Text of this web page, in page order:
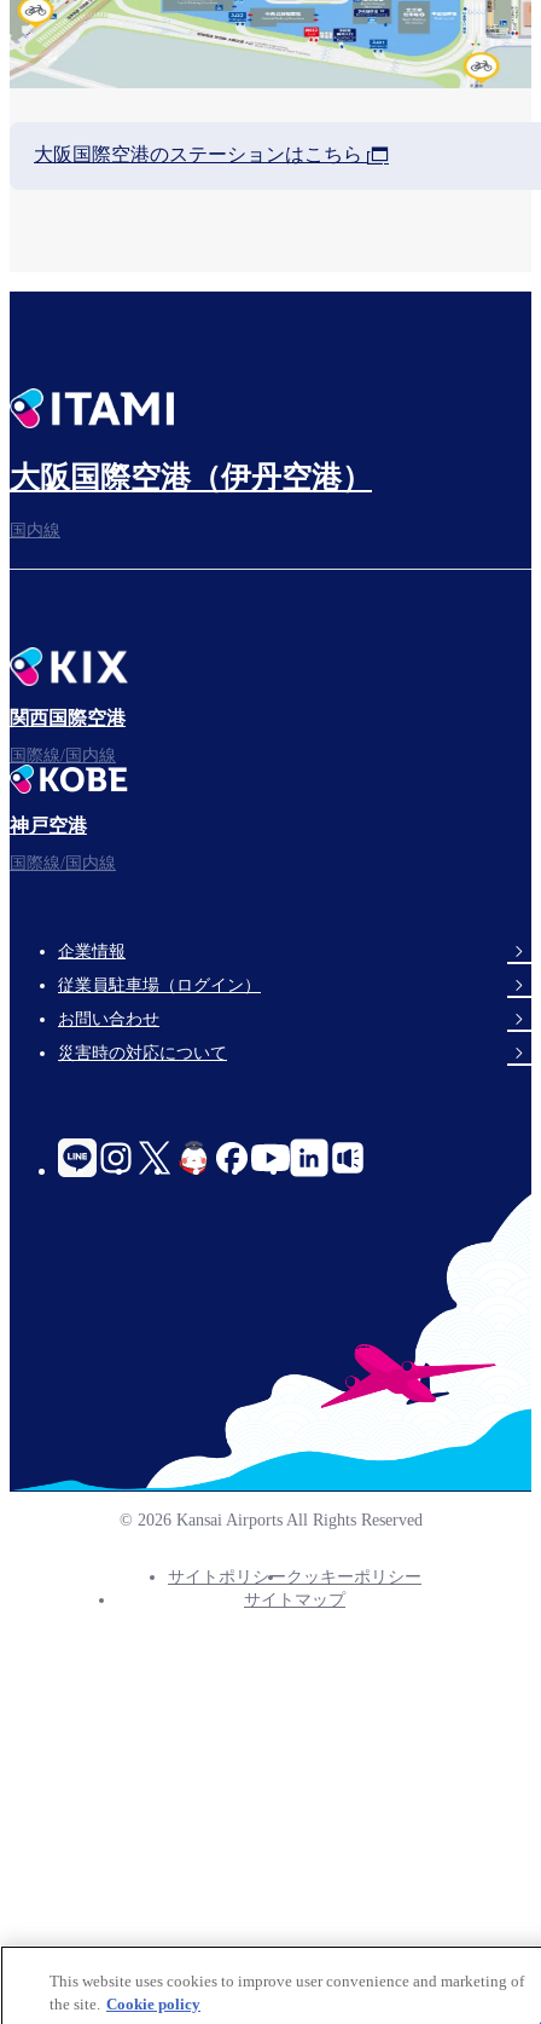
大阪国際空港のステーションはこちら
大阪国際空港（伊丹空港）
国内線
関西国際空港
国際線/国内線
神戸空港
国際線/国内線
Footer
Links
企業情報
従業員駐車場（ログイン）
お問い合わせ
災害時の対応について
social-
links-
© 2026 Kansai Airports All Rights Reserved
サイトポリシークッキーポリシー
サイトマップ
This website uses cookies to improve user convenience and marketing of
the site. Cookie policy